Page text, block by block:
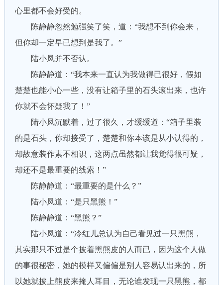
心里都不会好受的。
陈静静忽然勉强笑了笑，道：“我想不到你会来，
但你却一定早已想到是我了。”
陆小凤并不否认。
陈静静道：“我本来一直认为我做得已很好，假如
楚楚也能小心一些，没有让箱子里的石头滚出来，也许
你就不会怀疑我了！”
陆小凤沉默着，过了很久，才缓缓道：“箱子里装
的是石头，你却接受了，楚楚和你本该是从小认得的，
却故意装作素不相识，这两点虽然都让我觉得很可疑，
却还不是最重要的线索！”
陈静静道：“最重要的是什么？”
陆小凤道：“是只黑熊！”
陈静静道：“黑熊？”
陆小凤道：“冷红儿总认为自己看见过一只黑熊，
其实那只不过是个披着黑熊皮的人而已，因为这个人做
的事很秘密，她的模样又偏偏是别人容易认出来的，所
以她就披上熊皮来掩人耳目，无论谁发现一只黑熊，都